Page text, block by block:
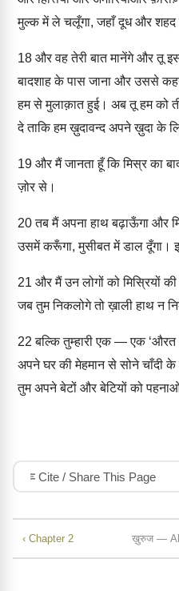
मुल्क में ले चलूँगा, जहाँ दूध और शहद
18 और वह तेरी बात मानेंगे और तू
बादशाह के पास जाना और उससे
हम से मुलाक़ात हुई। अब तू हम को
दे ताकि हम ख़ुदावन्द अपने ख़ुदा के
19 और मैं जानता हूँ कि मिस्र का
ज़ोर से।
20तब मैं अपना हाथ बढ़ाऊँगा और
उसमें करूँगा, मुसीबत में डाल दूँगा।
21 और मैं उन लोगों को मिस्रियों
जब तुम निकलोगे तो ख़ाली हाथ न
22 बल्कि तुम्हारी एक — एक
अपने घर की मेहमान से सोने चाँदी
तुम अपने बेटों और बेटियों को
Cite / Share This Page
‹ Chapter 2 ख़ुरुज —